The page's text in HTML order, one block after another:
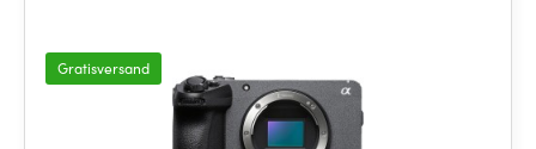
Gratisversand